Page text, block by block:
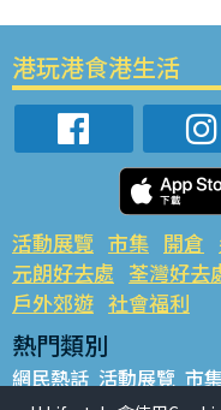
港玩港食港生活
活動展覽 市集 開倉
元朗好去處 荃灣好去
戶外郊遊 社會福利
熱門類別
網民熱話 活動展覽 市集